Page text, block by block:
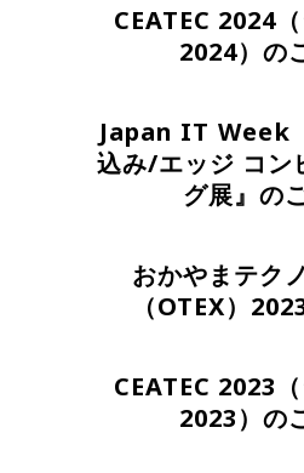
CEATEC 2024
2024）の
Japan IT Week
込み/エッジ コン
グ展』の
おかやまテク
（OTEX）
CEATEC 2023
2023）の